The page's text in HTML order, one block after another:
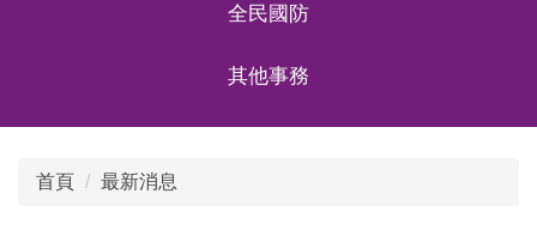
全民國防
其他事務
首頁 最新消息